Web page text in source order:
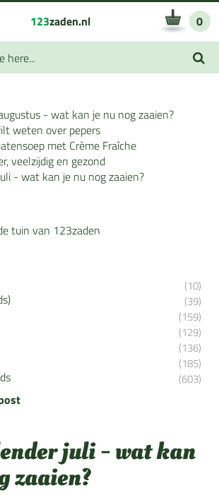
123zaden.nl 0
- wat kan je nu nog zaaien?
weten over pepers
met Crème Fraîche
veelzijdig en gezond
- wat kan je nu nog zaaien?
tuin van 123zaden
(10)
(39)
(159)
(129)
(136)
(185)
(603)
juli - wat kan
zaaien?